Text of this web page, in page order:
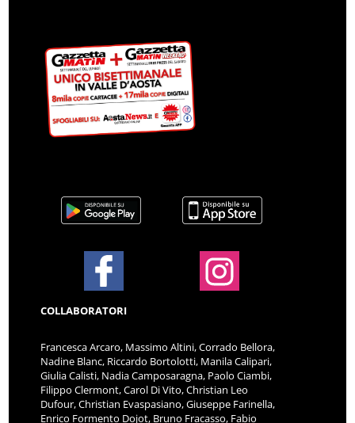
COLLABORATORI
Francesca Arcaro, Massimo Altini, Corrado Bellora,
Nadine Blanc, Riccardo Bortolotti, Manila Calipari,
Giulia Calisti, Nadia Camposaragna, Paolo Ciambi,
Filippo Clermont, Carol Di Vito, Christian Leo
Dufour, Christian Evaspasiano, Giuseppe Farinella,
Enrico Formento Dojot, Bruno Fracasso, Fabio